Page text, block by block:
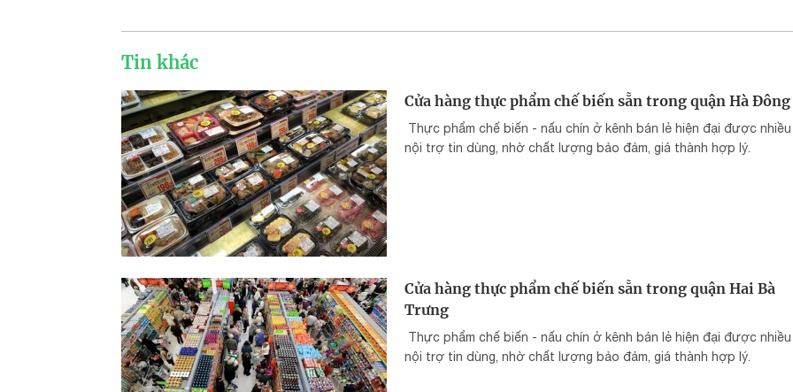
Tin khác
Cửa hàng thực phẩm chế biến sẵn trong quận Hà Đông
Thực phẩm chế biến - nấu chín ở kênh bán lẻ hiện đại được
nội trợ tin dùng, nhờ chất lượng bảo đảm, giá thành hợp lý.
Cửa hàng thực phẩm chế biến sẵn trong quận Hai Bà
Trưng
Thực phẩm chế biến - nấu chín ở kênh bán lẻ hiện đại được
nội trợ tin dùng, nhờ chất lượng bảo đảm, giá thành hợp lý.